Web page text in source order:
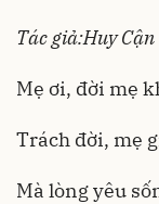
Tác giả:Huy Cận
Mẹ ơi, đời mẹ
Trách đời, mẹ
Mà lòng yêu